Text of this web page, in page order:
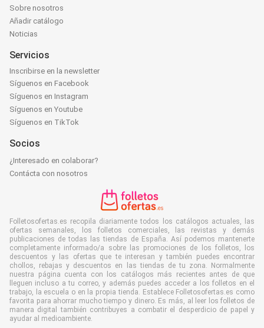
Sobre nosotros
Añadir catálogo
Noticias
Servicios
Inscribirse en la newsletter
Síguenos en Facebook
Síguenos en Instagram
Síguenos en Youtube
Síguenos en TikTok
Socios
¿Interesado en colaborar?
Contácta con nosotros
Folletosofertas.es recopila diariamente todos los catálogos actuales, las
ofertas semanales, los folletos comerciales, las revistas y demás
publicaciones de todas las tiendas de España. Así podemos mantenerte
completamente informado/a sobre las promociones de los folletos, los
descuentos y las ofertas que te interesan y también puedes encontrar
chollos, rebajas y descuentos en las tiendas de tu zona. Normalmente
nuestra página cuenta con los catálogos más recientes antes de que
lleguen incluso a tu correo, y además puedes acceder a los folletos en el
trabajo, la escuela o en la propia tienda. Establece Folletosofertas.es como
favorita para ahorrar mucho tiempo y dinero. Es más, al leer los folletos de
manera digital también contribuyes a combatir el desperdicio de papel y
ayudar al medioambiente.